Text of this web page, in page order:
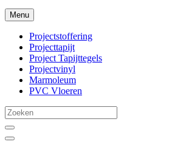
Menu
Projectstoffering
Projecttapijt
Project Tapijttegels
Projectvinyl
Marmoleum
PVC Vloeren